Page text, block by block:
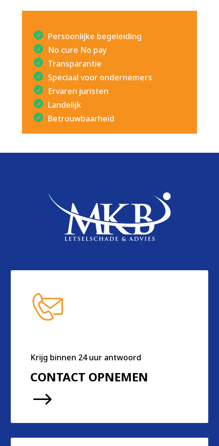
Persoonlijke begeleiding
No cure No pay
Transparantie
Speciaal voor ondernemers
Ervaren juristen
Landelijk
Betrouwbaarheid
Krijg binnen 24 uur antwoord
CONTACT OPNEMEN
$